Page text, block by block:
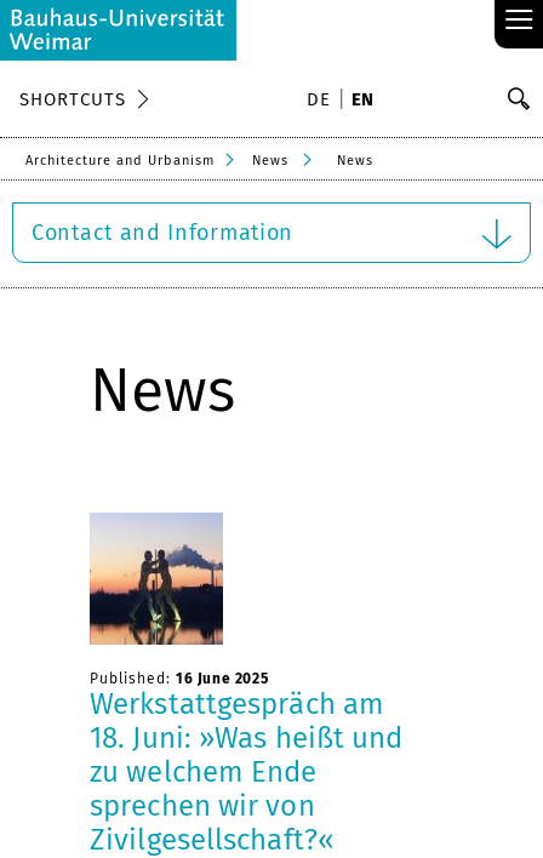
≡
SHORTCUTS DE EN
Architecture and Urbanism News News
Contact and Information
News
Published: 16 June 2025
Werkstattgespräch am
18. Juni: »Was heißt und
zu welchem Ende
sprechen wir von
Zivilgesellschaft?«